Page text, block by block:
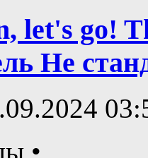
let's go!
Не
•